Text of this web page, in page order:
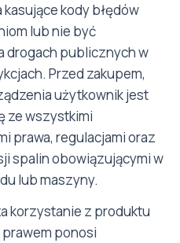
kody błędów
lub nie być
drogach publicznych w
Przed zakupem,
użytkownik jest
ze wszystkimi
prawa, regulacjami oraz
spalin obowiązującymi w
lub maszyny.
korzystanie z produktu
ponosi